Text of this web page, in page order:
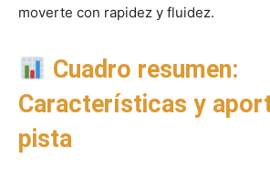
moverte con rapidez y fluidez.
Cuadro resumen:
Características y
pista